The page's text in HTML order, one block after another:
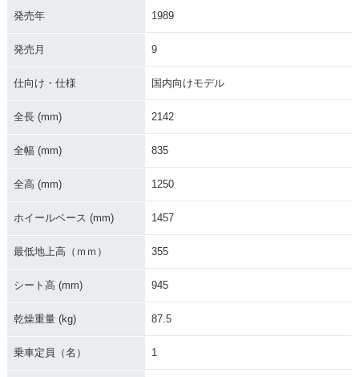
発売年 1989
発売月 9
仕向け・仕様 国内向けモデル
全長 (mm) 2142
全幅 (mm) 835
全高 (mm) 1250
ホイールベース (mm) 1457
最低地上高（ｍｍ） 355
シート高 (mm) 945
乾燥重量 (kg) 87.5
乗車定員（名） 1